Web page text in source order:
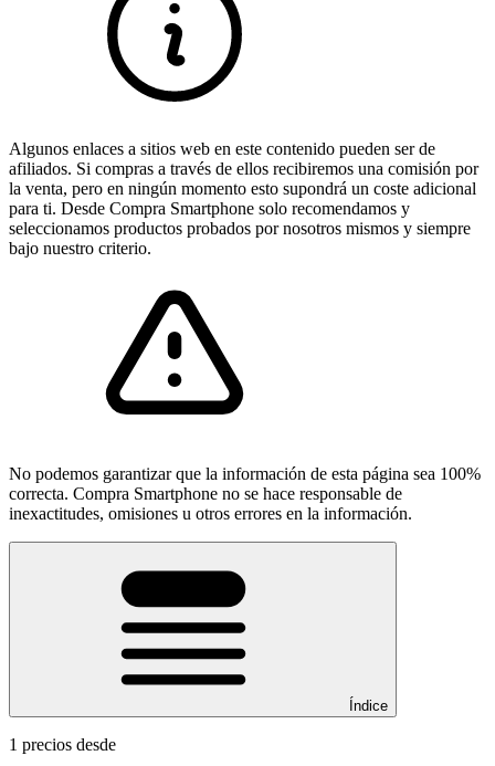
Algunos enlaces a sitios web en este contenido pueden ser de
afiliados. Si compras a través de ellos recibiremos una comisión por
la venta, pero en ningún momento esto supondrá un coste adicional
para ti. Desde Compra Smartphone solo recomendamos y
seleccionamos productos probados por nosotros mismos y siempre
bajo nuestro criterio.
No podemos garantizar que la información de esta página sea 100%
correcta. Compra Smartphone no se hace responsable de
inexactitudes, omisiones u otros errores en la información.
Índice
1 precios desde